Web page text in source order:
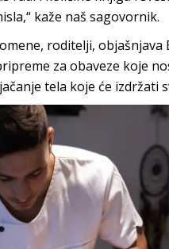
kaže naš sagovornik.
roditelji,
za obaveze koje
tela koje će izdržati